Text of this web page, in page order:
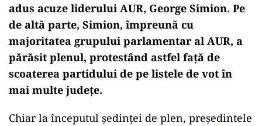
adus acuze liderului AUR, George Simion. Pe
de altă parte, Simion, împreună cu
majoritatea grupului parlamentar al AUR, a
părăsit plenul, protestând astfel față de
scoaterea partidului de pe listele de vot în
mai multe județe.
Chiar la începutul ședinței de plen, președintele